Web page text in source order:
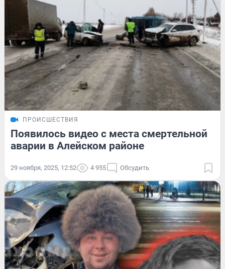
ПРОИСШЕСТВИЯ
Появилось видео с места смертельной
аварии в Алейском районе
29 ноября, 2025, 12:52 4 955 Обсудить